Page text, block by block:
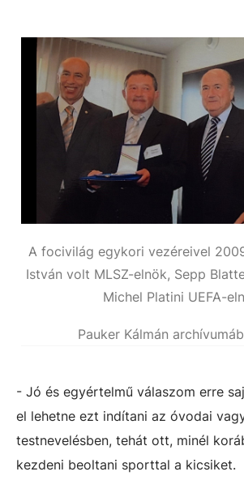
A focivilág egykori vezéreivel
István volt MLSZ-elnök, Sepp
Michel Platini UEFA-
Pauker Kálmán
- Jó és egyértelmű válaszom erre
el lehetne ezt indítani az óvodai
testnevelésben, tehát ott, minél
kezdeni beoltani sporttal a kicsiket.